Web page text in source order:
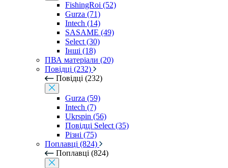
FishingRoi (52)
Gurza (71)
Intech (14)
SASAME (49)
Select (30)
Інші (18)
ПВА матеріали (20)
Повідці (232)
Повідці (232)
Gurza (59)
Intech (7)
Ukrspin (56)
Повідці Select (35)
Різні (75)
Поплавці (824)
Поплавці (824)